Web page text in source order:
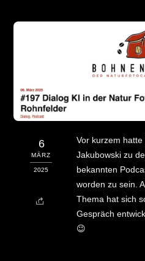
6
MÄRZ
2025
Vor kurzem
Jakubowski zu
bekannten
worden zu sein.
Thema hat sich
Gespräch
😉